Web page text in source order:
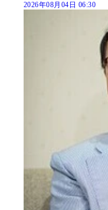
2026年08月04日 06:30